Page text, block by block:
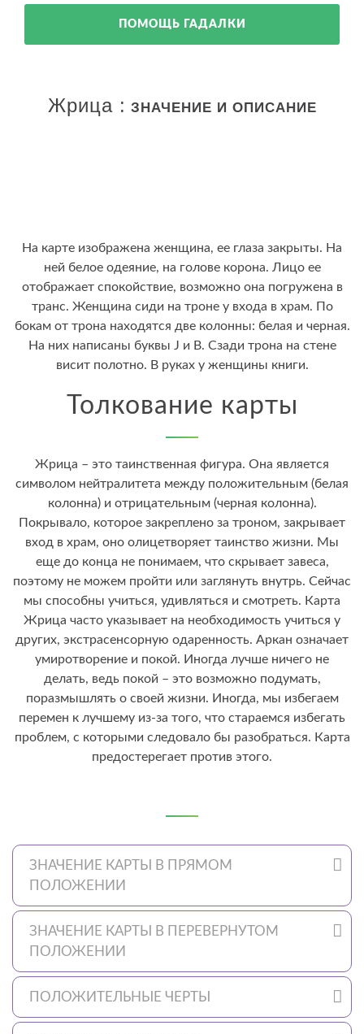
ПОМОЩЬ ГАДАЛКИ
Жрица : ЗНАЧЕНИЕ И ОПИСАНИЕ
На карте изображена женщина, ее глаза закрыты. На
ней белое одеяние, на голове корона. Лицо ее
отображает спокойствие, возможно она погружена в
транс. Женщина сиди на троне у входа в храм. По
бокам от трона находятся две колонны: белая и черная.
На них написаны буквы J и B. Сзади трона на стене
висит полотно. В руках у женщины книги.
Толкование карты
Жрица – это таинственная фигура. Она является
символом нейтралитета между положительным (белая
колонна) и отрицательным (черная колонна).
Покрывало, которое закреплено за троном, закрывает
вход в храм, оно олицетворяет таинство жизни. Мы
еще до конца не понимаем, что скрывает завеса,
поэтому не можем пройти или заглянуть внутрь. Сейчас
мы способны учиться, удивляться и смотреть. Карта
Жрица часто указывает на необходимость учиться у
других, экстрасенсорную одаренность. Аркан означает
умиротворение и покой. Иногда лучше ничего не
делать, ведь покой – это возможно подумать,
поразмышлять о своей жизни. Иногда, мы избегаем
перемен к лучшему из-за того, что стараемся избегать
проблем, с которыми следовало бы разобраться. Карта
предостерегает против этого.
ЗНАЧЕНИЕ КАРТЫ В ПРЯМОМ
ПОЛОЖЕНИИ
ЗНАЧЕНИЕ КАРТЫ В ПЕРЕВЕРНУТОМ
ПОЛОЖЕНИИ
ПОЛОЖИТЕЛЬНЫЕ ЧЕРТЫ